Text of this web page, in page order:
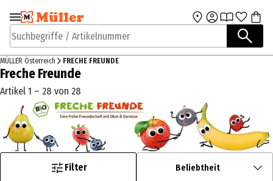
Zur Navigation
springen
Zum Hauptinhalt
Suchbegriffe / Artikelnummer
MÜLLER Österreich FRECHE FREUNDE
Freche Freunde
Artikel 1 – 28 von 28
Filter Beliebtheit